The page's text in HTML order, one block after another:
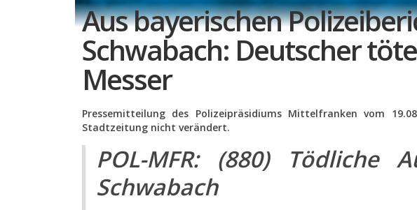
Aus bayerischen
Schwabach: Deutscher
Messer
Pressemitteilung des Polizeipräsidiums Mittelfranken vom
Stadtzeitung nicht verändert.
POL-MFR: (880) Tödliche
Schwabach